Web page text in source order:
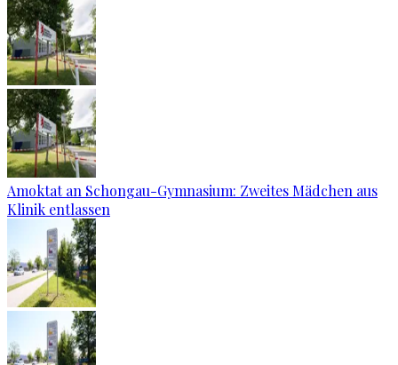
Amoktat an Schongau-Gymnasium: Zweites Mädchen aus
Klinik entlassen